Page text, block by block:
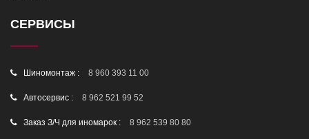
СЕРВИСЫ
Шиномонтаж : 8 960 393 11 00
Автосервис : 8 962 521 99 52
Заказ З/Ч для иномарок : 8 962 539 80 80